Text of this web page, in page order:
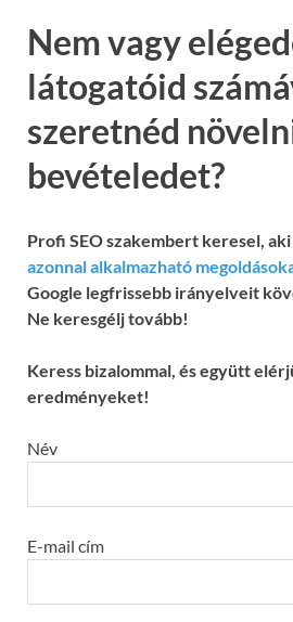
Nem vagy
látogatóid
szeretnéd
bevételedet?
Profi SEO szakembert keresel,
azonnal alkalmazható
Google legfrissebb irányelveit
Ne keresgélj tovább!
Keress bizalommal, és együtt
eredményeket!
Név
E-mail cím